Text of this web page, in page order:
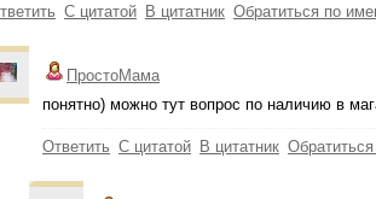
С цитатой В цитатник Обратиться по
ПростоМама
понятно) можно тут вопрос по наличию в
Ответить С цитатой В цитатник